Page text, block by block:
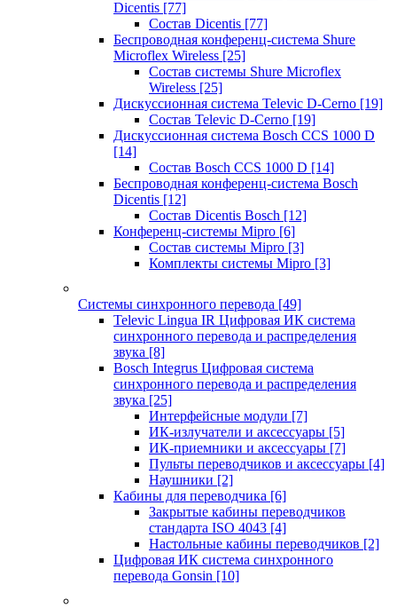
Dicentis [77]
Состав Dicentis [77]
Беспроводная конференц-система Shure
Microflex Wireless [25]
Состав системы Shure Microflex
Wireless [25]
Дискуссионная система Televic D-Cerno [19]
Состав Televic D-Cerno [19]
Дискуссионная система Bosch CCS 1000 D
[14]
Состав Bosch CCS 1000 D [14]
Беспроводная конференц-система Bosch
Dicentis [12]
Состав Dicentis Bosch [12]
Конференц-системы Mipro [6]
Состав системы Mipro [3]
Комплекты системы Mipro [3]
Системы синхронного перевода [49]
Televic Lingua IR Цифровая ИК система
синхронного перевода и распределения
звука [8]
Bosch Integrus Цифровая система
синхронного перевода и распределения
звука [25]
Интерфейсные модули [7]
ИК-излучатели и аксессуары [5]
ИК-приемники и аксессуары [7]
Пульты переводчиков и аксессуары [4]
Наушники [2]
Кабины для переводчика [6]
Закрытые кабины переводчиков
стандарта ISO 4043 [4]
Настольные кабины переводчиков [2]
Цифровая ИК система синхронного
перевода Gonsin [10]